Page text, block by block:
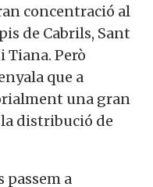
concentració al
de Cabrils, Sant
Tiana. Però
que a
una gran
distribució de
a